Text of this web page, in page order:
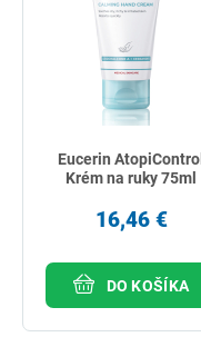
Eucerin AtopiControl
Krém na ruky 75ml
16,46 €
DO KOŠÍKA